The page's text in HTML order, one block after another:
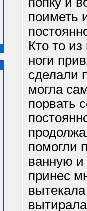
поиметь
Кто то
ноги
сделали
могла
порвать
помогли
ванную и
принес